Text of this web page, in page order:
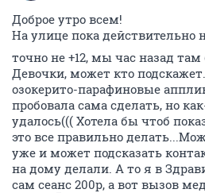
Доброе утро всем!
На улице пока действительно
точно не +12, мы час назад
Девочки, может кто
озокерито-парафиновые
пробовала сама сделать, но
удалось((( Хотела бы чтоб
это все правильно
уже и может подсказать
на дому делали. А то я в
сам сеанс 200р, а вот вызов